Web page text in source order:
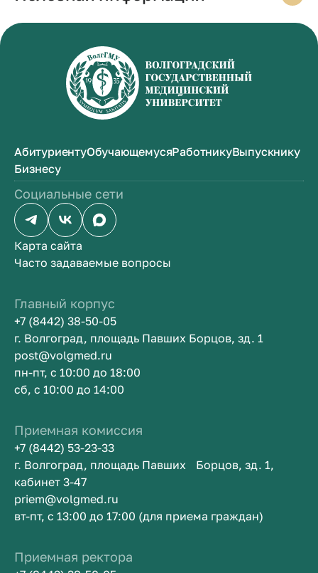
АбитуриентуОбучающемусяРаботникуВыпускнику
Бизнесу
Социальные сети
Карта сайта
Часто задаваемые вопросы
Главный корпус
+7 (8442) 38-50-05
г. Волгоград, площадь Павших Борцов, зд. 1
post@volgmed.ru
пн-пт, с 10:00 до 18:00
сб, с 10:00 до 14:00
Приемная комиссия
+7 (8442) 53-23-33
г. Волгоград, площадь Павших Борцов, зд. 1,
кабинет 3-47
priem@volgmed.ru
вт-пт, с 13:00 до 17:00 (для приема граждан)
Приемная ректора